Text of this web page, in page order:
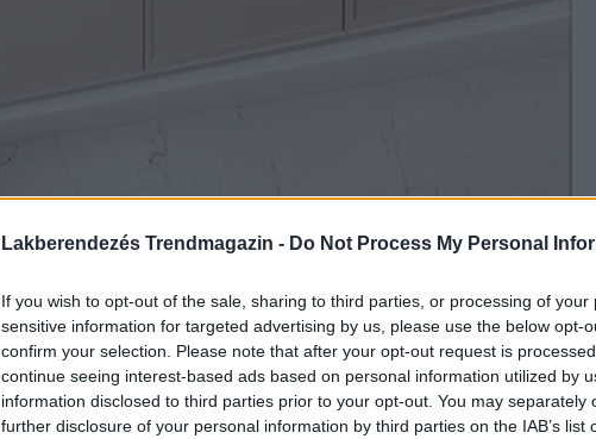
Lakberendezés Trendmagazin - Do Not Process My Personal
If you wish to opt-out of the sale, sharing to third parties, or processing of your
sensitive information for targeted advertising by us, please use the below opt-
confirm your selection. Please note that after your opt-out request is
continue seeing interest-based ads based on personal information utilized by
information disclosed to third parties prior to your opt-out. You may separately
further disclosure of your personal information by third parties on the IAB’s list